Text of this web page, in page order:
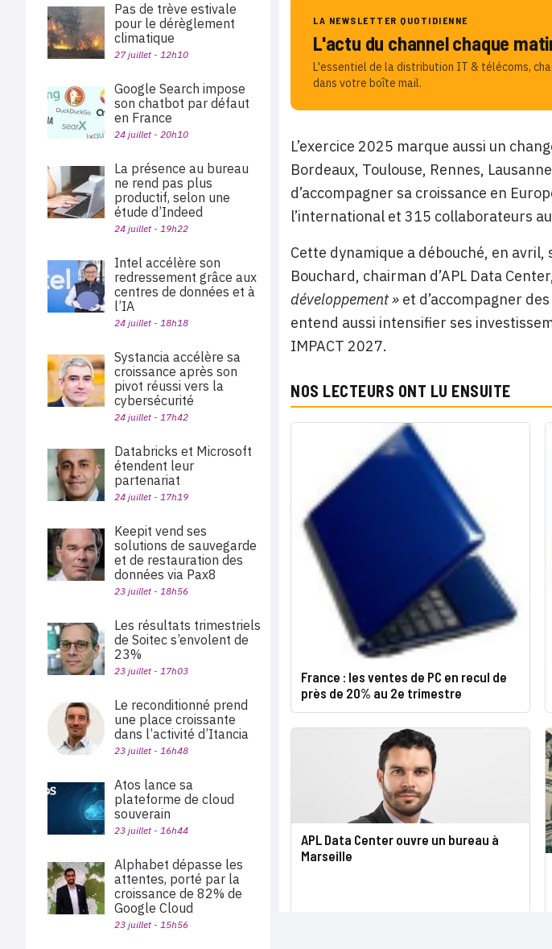
LA NEWSLETTER QUOTIDIENNE
L'actu du channel chaque
L'essentiel de la distribution IT & télécoms,
dans votre boîte mail.
L’exercice 2025 marque aussi un
Bordeaux, Toulouse, Rennes,
d’accompagner sa croissance en
l’international et 315 collaborateurs
Cette dynamique a débouché, en
Bouchard, chairman d’APL Data
développement » et d’accompagner
entend aussi intensifier ses
IMPACT 2027.
NOS LECTEURS ONT LU ENSUITE
France : les ventes de PC en recul de
près de 20% au 2e trimestre
APL Data Center ouvre un bureau à
Marseille
Pas de trève estivale
pour le dérèglement
climatique
27 juillet - 12h10
Google Search impose
son chatbot par défaut
en France
24 juillet - 20h10
La présence au bureau
ne rend pas plus
productif, selon une
étude d’Indeed
24 juillet - 19h22
Intel accélère son
redressement grâce aux
centres de données et à
l’IA
24 juillet - 18h18
Systancia accélère sa
croissance après son
pivot réussi vers la
cybersécurité
24 juillet - 17h42
Databricks et Microsoft
étendent leur
partenariat
24 juillet - 17h19
Keepit vend ses
solutions de sauvegarde
et de restauration des
données via Pax8
23 juillet - 18h56
Les résultats trimestriels
de Soitec s’envolent de
23%
23 juillet - 17h03
Le reconditionné prend
une place croissante
dans l’activité d’Itancia
23 juillet - 16h48
Atos lance sa
plateforme de cloud
souverain
23 juillet - 16h44
Alphabet dépasse les
attentes, porté par la
croissance de 82% de
Google Cloud
23 juillet - 15h56